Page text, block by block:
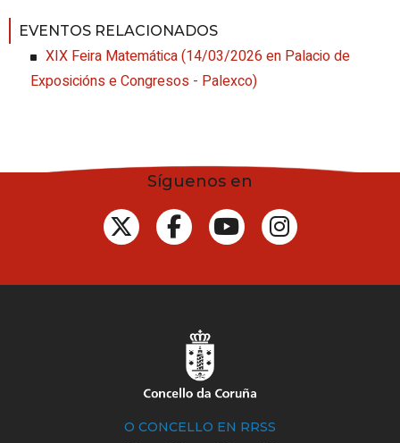
EVENTOS RELACIONADOS
XIX Feira Matemática(14/03/2026 en Palacio de
Exposicións e Congresos - Palexco)
Síguenos en
O CONCELLO EN RRSS